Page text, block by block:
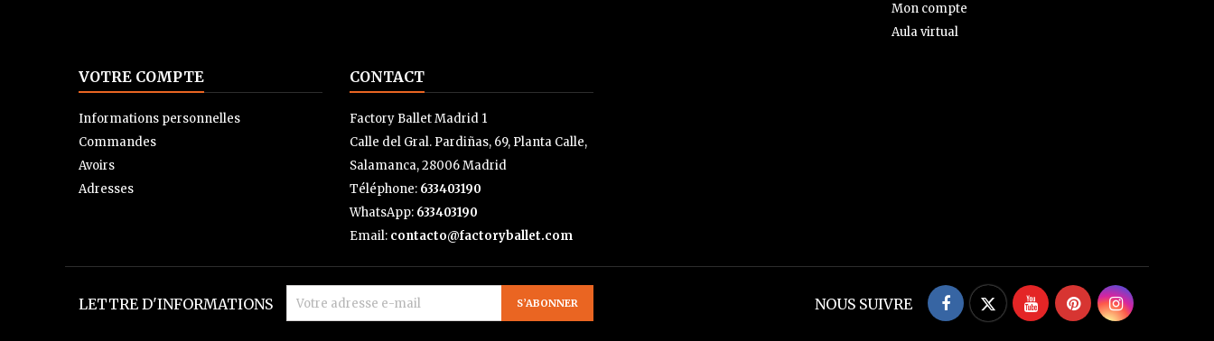
Mon compte
Aula virtual
VOTRE COMPTE
Informations personnelles
Commandes
Avoirs
Adresses
CONTACT
Factory Ballet Madrid 1
Calle del Gral. Pardiñas, 69, Planta Calle,
Salamanca, 28006 Madrid
Téléphone: 633403190
WhatsApp: 633403190
Email: contacto@factoryballet.com
LETTRE D'INFORMATIONS FacebookTwitterYouTubePinterestInstagram
NOUS SUIVRE